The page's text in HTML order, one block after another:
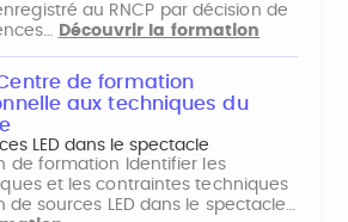
au RNCP par décision de
Découvrir la formation
de formation
aux techniques du
LED dans le spectacle
de formation Identifier les
et les contraintes techniques
de sources LED dans le spectacle…